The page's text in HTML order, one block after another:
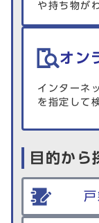
や持ち物が
オン
インターネ
を指定して
目的から